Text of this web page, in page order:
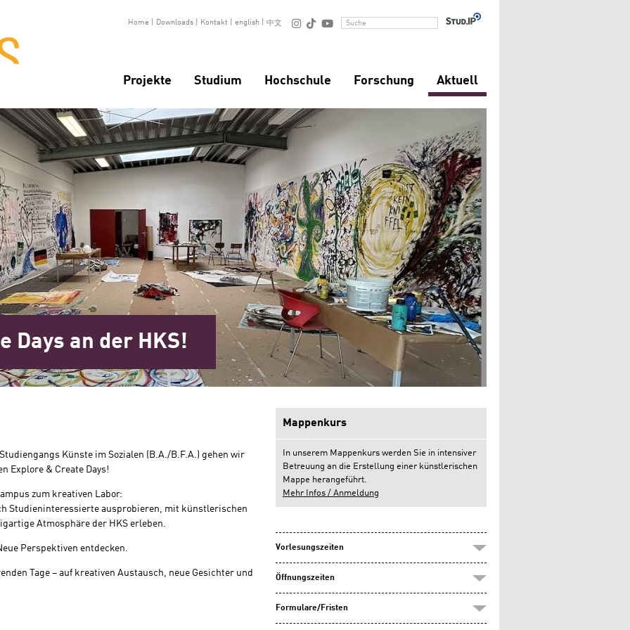
Home Downloads Kontakt english 中文    Suche
Projekte Studium Hochschule Forschung Aktuell
Days an der HKS!
Künste im Sozialen (B.A./B.F.A.) gehen wir
Explore & Create Days!
zum kreativen Labor:
Studieninteressierte ausprobieren, mit künstlerischen
Atmosphäre der HKS erleben.
Perspektiven entdecken.
Tage – auf kreativen Austausch, neue Gesichter und
Mappenkurs
In unserem Mappenkurs werden Sie in intensiver
Betreuung an die Erstellung einer künstlerischen
Mappe herangeführt.
Mehr Infos / Anmeldung
Vorlesungszeiten
Öffnungszeiten
Formulare/Fristen